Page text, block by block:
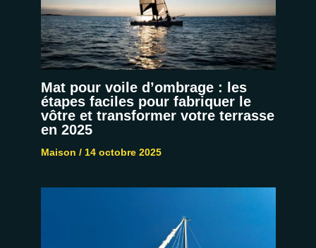
Mat pour voile d’ombrage : les
étapes faciles pour fabriquer le
vôtre et transformer votre terrasse
en 2025
Maison / 14 octobre 2025